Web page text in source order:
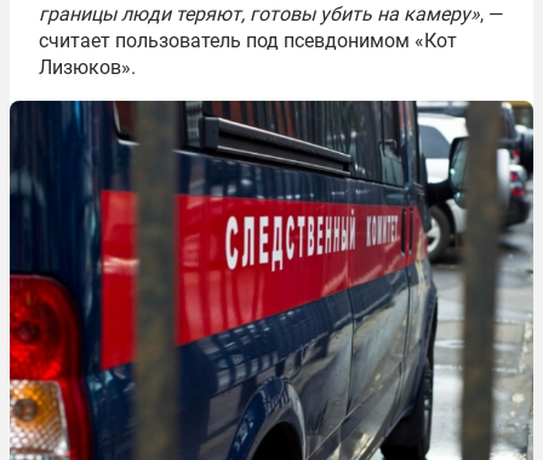
границы люди теряют, готовы убить на камеру», —
считает пользователь под псевдонимом «Кот
Лизюков».